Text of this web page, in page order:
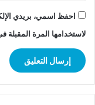
احفظ اسمي، بريدي
لاستخدامها المرة المقبلة